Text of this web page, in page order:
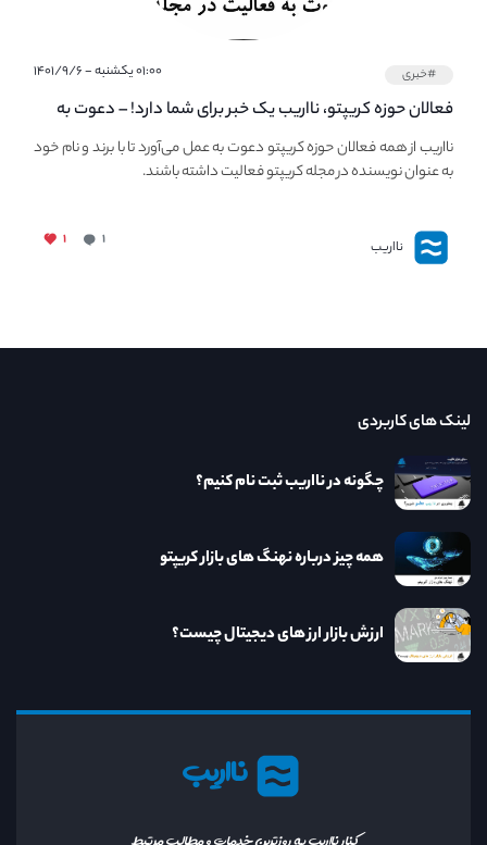
#خبری ۰۱:۰۰ یکشنبه - ۱۴۰۱/۹/۶
فعالان حوزه کریپتو، نااریب یک خبر برای شما دارد! – دعوت به
فعالیت در مجله کریپتو
نااریب از همه فعالان حوزه کریپتو دعوت به عمل می‌آورد تا با برند و نام خود
به عنوان نویسنده در مجله کریپتو فعالیت داشته باشند.
نااریب ۱ ۱
نااریب
کنار نااریب به روزترین خدمات و مطالب مرتبط
لینک های کاربردی
چگونه در نااریب ثبت نام کنیم؟
همه چیز درباره نهنگ های بازار کریپتو
ارزش بازار ارز های دیجیتال چیست؟